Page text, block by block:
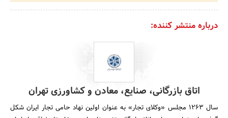
درباره منتشر کننده:
اتاق بازرگانی، صنایع، معادن و کشاورزی تهران
سال 1263 مجلس «وکلای تجار» به عنوان اولین نهاد حامی تجار ایران شکل